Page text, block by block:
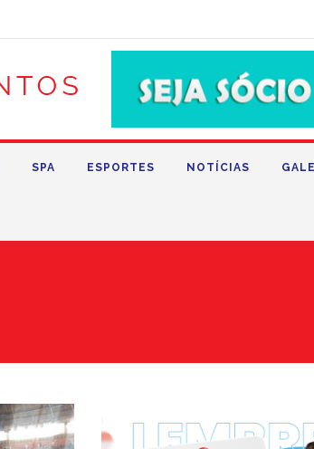
SPA ESPORTES NOTÍCIAS